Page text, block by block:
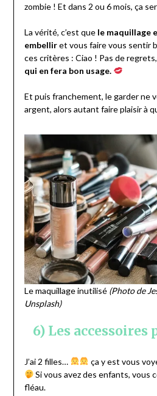
zombie ! Et dans 2 ou 6 mois, ça
La vérité, c’est que le maquillage
embelliret vous faire vous sentir
ces critères : Ciao ! Pas de regrets,
qui en fera bon usage.
Et puis franchement, le garder ne
argent, alors autant faire plaisir à
Le maquillage inutilisé (Photo de
Unsplash)
6) Les accessoires
J’ai 2 filles…
ça y est vous
Si vous avez des enfants, vous
fléau.